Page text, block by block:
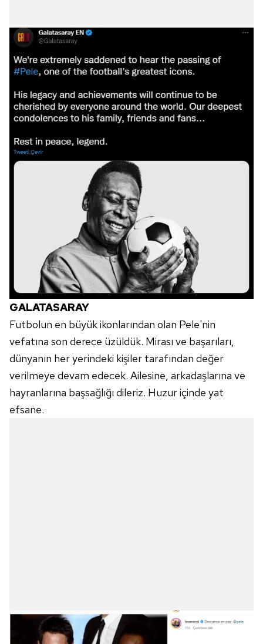
GALATASARAY
Futbolun en büyük ikonlarından olan Pele'nin
vefatına son derece üzüldük. Mirası ve başarıları,
dünyanın her yerindeki kişiler tarafından değer
verilmeye devam edecek. Ailesine, arkadaşlarına ve
hayranlarına başsağlığı dileriz. Huzur içinde yat
efsane.